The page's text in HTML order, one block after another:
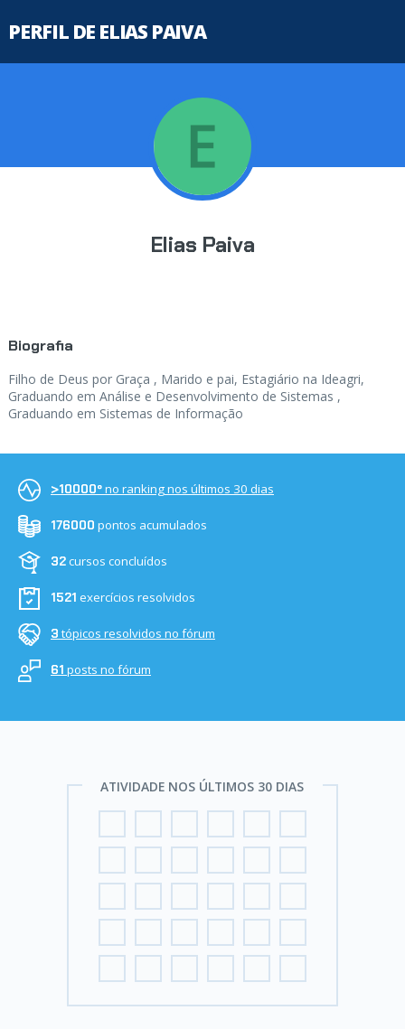
PERFIL DE ELIAS PAIVA
Elias Paiva
Biografia
Filho de Deus por Graça , Marido e pai, Estagiário na Ideagri,
Graduando em Análise e Desenvolvimento de Sistemas ,
Graduando em Sistemas de Informação
>10000ºno ranking nos últimos 30 dias
176000 pontos acumulados
32cursos concluídos
1521 exercícios resolvidos
3 tópicos resolvidos no fórum
61 posts no fórum
ATIVIDADE NOS ÚLTIMOS 30 DIAS